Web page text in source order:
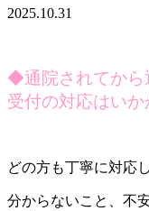
2025.10.31
◆通院されてから
受付の対応はいか
どの方も丁寧に対応
分からないこと、不